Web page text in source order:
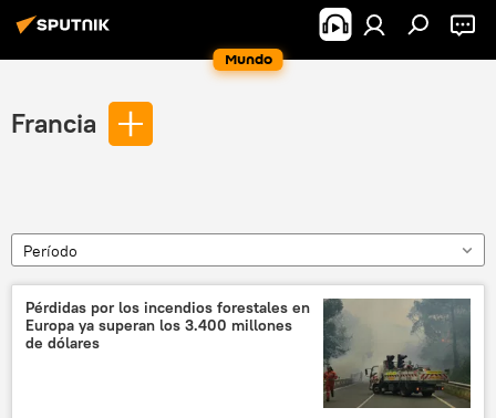
Mundo
Francia
Período
Pérdidas por los incendios forestales en
Europa ya superan los 3.400 millones
de dólares